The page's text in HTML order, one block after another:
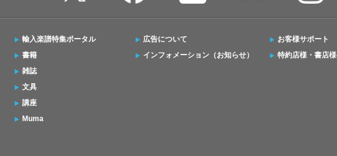
輸入楽譜特集ポータル
書籍
雑誌
文具
講座
Muma
広告について
インフォメーション（お知らせ）
お客様サポート
特約店様・書店